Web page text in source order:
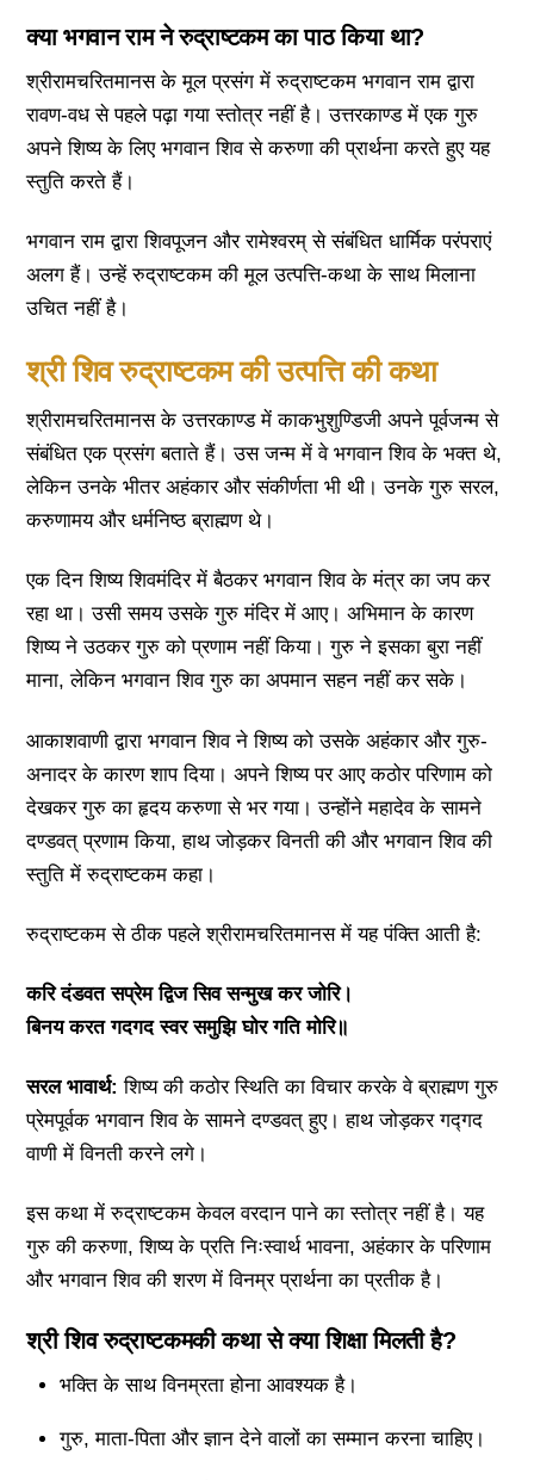
क्या भगवान राम ने रुद्राष्टकम का पाठ किया था?
श्रीरामचरितमानस के मूल प्रसंग में रुद्राष्टकम भगवान राम द्वारा
रावण-वध से पहले पढ़ा गया स्तोत्र नहीं है। उत्तरकाण्ड में एक गुरु
अपने शिष्य के लिए भगवान शिव से करुणा की प्रार्थना करते हुए यह
स्तुति करते हैं।
भगवान राम द्वारा शिवपूजन और रामेश्वरम् से संबंधित धार्मिक परंपराएं
अलग हैं। उन्हें रुद्राष्टकम की मूल उत्पत्ति-कथा के साथ मिलाना
उचित नहीं है।
श्री शिव रुद्राष्टकम की उत्पत्ति की कथा
श्रीरामचरितमानस के उत्तरकाण्ड में काकभुशुण्डिजी अपने पूर्वजन्म से
संबंधित एक प्रसंग बताते हैं। उस जन्म में वे भगवान शिव के भक्त थे,
लेकिन उनके भीतर अहंकार और संकीर्णता भी थी। उनके गुरु सरल,
करुणामय और धर्मनिष्ठ ब्राह्मण थे।
एक दिन शिष्य शिवमंदिर में बैठकर भगवान शिव के मंत्र का जप कर
रहा था। उसी समय उसके गुरु मंदिर में आए। अभिमान के कारण
शिष्य ने उठकर गुरु को प्रणाम नहीं किया। गुरु ने इसका बुरा नहीं
माना, लेकिन भगवान शिव गुरु का अपमान सहन नहीं कर सके।
आकाशवाणी द्वारा भगवान शिव ने शिष्य को उसके अहंकार और गुरु-
अनादर के कारण शाप दिया। अपने शिष्य पर आए कठोर परिणाम को
देखकर गुरु का हृदय करुणा से भर गया। उन्होंने महादेव के सामने
दण्डवत् प्रणाम किया, हाथ जोड़कर विनती की और भगवान शिव की
स्तुति में रुद्राष्टकम कहा।
रुद्राष्टकम से ठीक पहले श्रीरामचरितमानस में यह पंक्ति आती है:
करि दंडवत सप्रेम द्विज सिव सन्मुख कर जोरि।
बिनय करत गदगद स्वर समुझि घोर गति मोरि॥
सरल भावार्थ: शिष्य की कठोर स्थिति का विचार करके वे ब्राह्मण गुरु
प्रेमपूर्वक भगवान शिव के सामने दण्डवत् हुए। हाथ जोड़कर गद्गद
वाणी में विनती करने लगे।
इस कथा में रुद्राष्टकम केवल वरदान पाने का स्तोत्र नहीं है। यह
गुरु की करुणा, शिष्य के प्रति निःस्वार्थ भावना, अहंकार के परिणाम
और भगवान शिव की शरण में विनम्र प्रार्थना का प्रतीक है।
श्री शिव रुद्राष्टकमकी कथा से क्या शिक्षा मिलती है?
भक्ति के साथ विनम्रता होना आवश्यक है।
गुरु, माता-पिता और ज्ञान देने वालों का सम्मान करना चाहिए।